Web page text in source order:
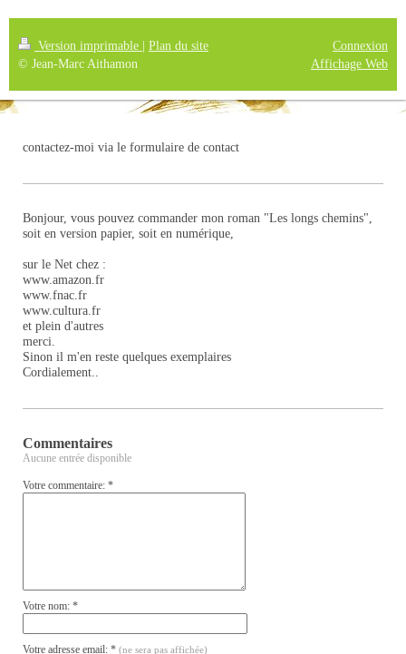
Version imprimable | Plan du site
© Jean-Marc Aithamon
Connexion
Affichage Web
contactez-moi via le formulaire de contact
Bonjour, vous pouvez commander mon roman "Les longs chemins",
soit en version papier, soit en numérique,
sur le Net chez :
www.amazon.fr
www.fnac.fr
www.cultura.fr
et plein d'autres
merci.
Sinon il m'en reste quelques exemplaires
Cordialement..
Commentaires
Aucune entrée disponible
Votre commentaire: *
Votre nom: *
Votre adresse email: * (ne sera pas affichée)